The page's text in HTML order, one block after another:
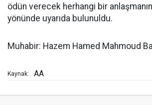
ödün verecek herhangi bir
yönünde uyarıda bulunuldu.
Muhabir: Hazem Hamed Mahmoud
Kaynak: AA